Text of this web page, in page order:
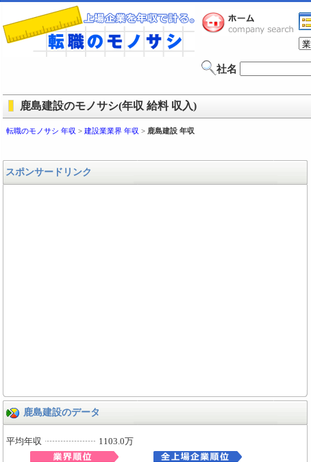
社名
鹿島建設のモノサシ(年収 給料 収入)
転職のモノサシ 年収 > 建設業業界 年収 > 鹿島建設 年収
スポンサードリンク
鹿島建設のデータ
平均年収 1103.0万